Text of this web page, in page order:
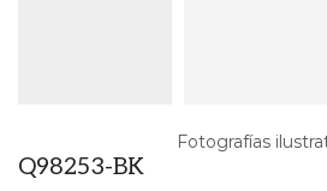
Fotografías
Q98253-BK